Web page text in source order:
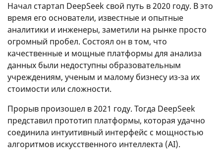
Начал стартап DeepSeek свой путь в 2020 году. В это
время его основатели, известные и опытные
аналитики и инженеры, заметили на рынке просто
огромный пробел. Состоял он в том, что
качественные и мощные платформы для анализа
данных были недоступны образовательным
учреждениям, ученым и малому бизнесу из-за их
стоимости или сложности.
Прорыв произошел в 2021 году. Тогда DeepSeek
представил прототип платформы, которая удачно
соединила интуитивный интерфейс с мощностью
алгоритмов искусственного интеллекта (AI).